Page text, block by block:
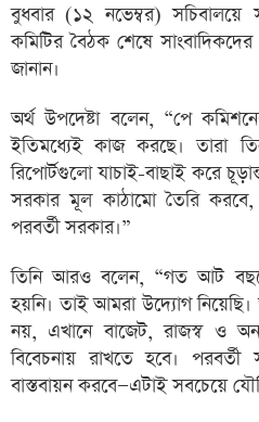
বুধবার (১২ নভেম্বর) সচিবালয়ে
কমিটির বৈঠক শেষে
জানান।
অর্থ উপদেষ্টা বলেন, “পে
ইতিমধ্যেই কাজ করছে। তারা
রিপোর্টগুলো যাচাই-বাছাই করে
সরকার মূল কাঠামো তৈরি করবে,
পরবর্তী সরকার।”
তিনি আরও বলেন, “গত আট
হয়নি। তাই আমরা উদ্যোগ
নয়, এখানে বাজেট, রাজস্ব ও
বিবেচনায় রাখতে হবে।
বাস্তবায়ন করবে—এটাই সবচেয়ে